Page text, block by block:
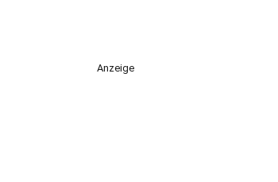
Anzeige